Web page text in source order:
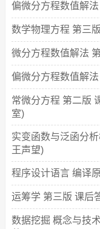
偏微分方程数值解
数学物理方程 第三
微分方程数值解法
偏微分方程数值解
常微分方程 第二版
室)
实变函数与泛函分
王声望)
程序设计语言 编译
运筹学 第三版 课后
数据挖掘 概念与技